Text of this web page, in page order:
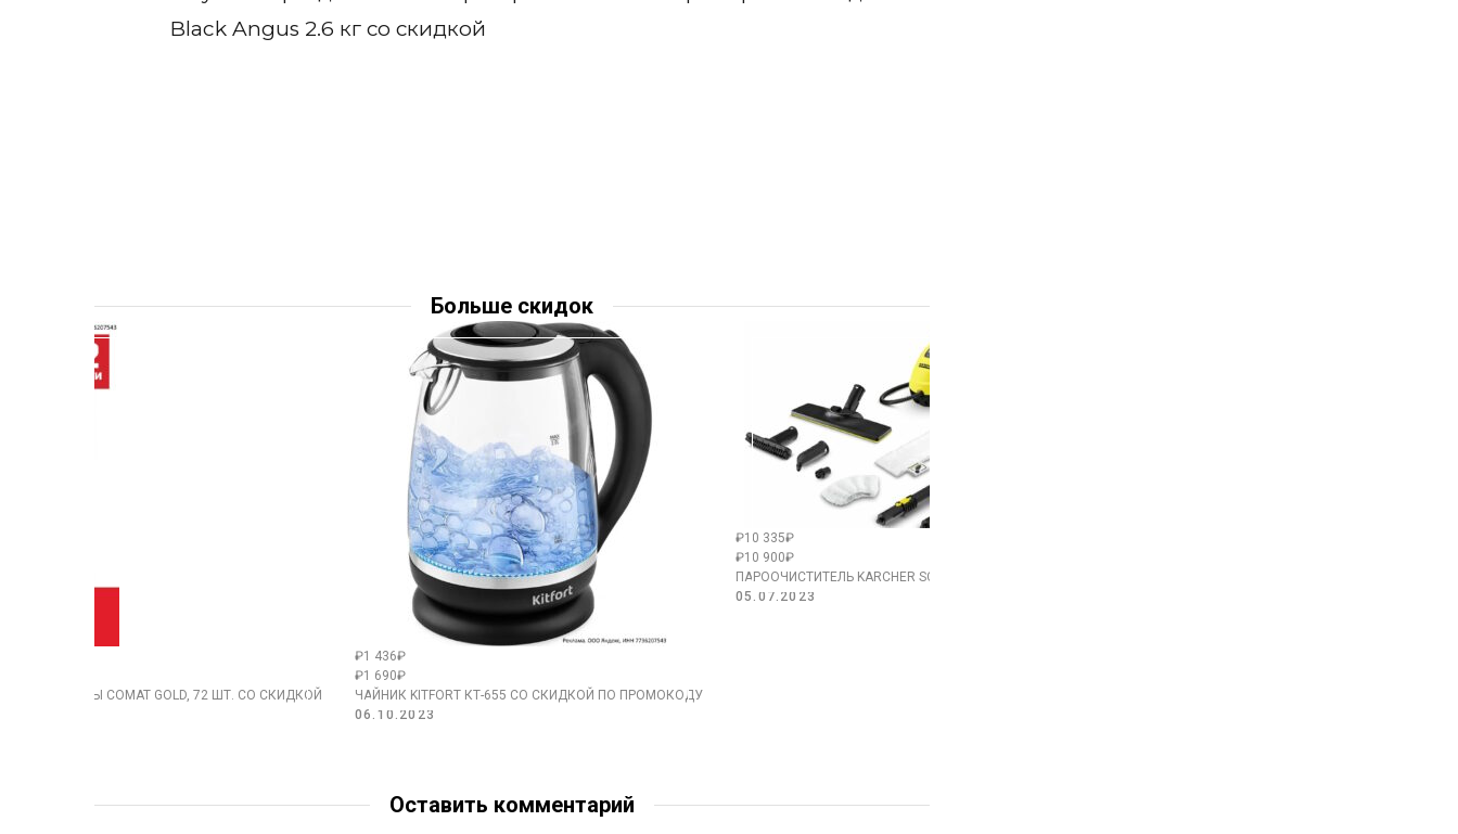
Больше скидок
МАШИНЫ СОМАТ GOLD, 72 ШТ. СО СКИДКОЙ
₽1 436₽
₽1 690₽
ЧАЙНИК KITFORT КТ-655 СО СКИДКОЙ ПО ПРОМОКОДУ
06.10.2023
₽10 335₽
₽10 900₽
ПАРООЧИСТИТЕЛЬ KARCHER SC 2 EASYFIX СО СКИДКОЙ ПО ПРОМОКОДУ
05.07.2023
Оставить комментарий